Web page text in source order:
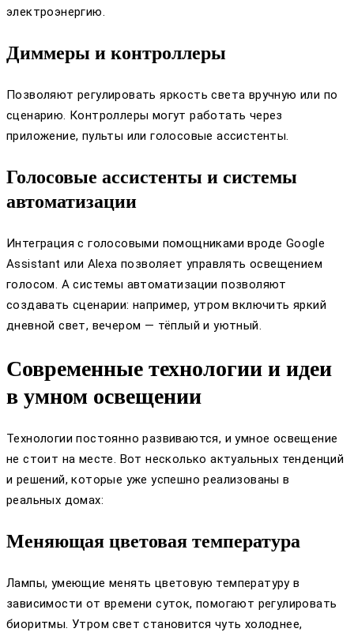
электроэнергию.
Диммеры и контроллеры
Позволяют регулировать яркость света вручную или по
сценарию. Контроллеры могут работать через
приложение, пульты или голосовые ассистенты.
Голосовые ассистенты и системы
автоматизации
Интеграция с голосовыми помощниками вроде Google
Assistant или Alexa позволяет управлять освещением
голосом. А системы автоматизации позволяют
создавать сценарии: например, утром включить яркий
дневной свет, вечером — тёплый и уютный.
Современные технологии и идеи
в умном освещении
Технологии постоянно развиваются, и умное освещение
не стоит на месте. Вот несколько актуальных тенденций
и решений, которые уже успешно реализованы в
реальных домах:
Меняющая цветовая температура
Лампы, умеющие менять цветовую температуру в
зависимости от времени суток, помогают регулировать
биоритмы. Утром свет становится чуть холоднее,